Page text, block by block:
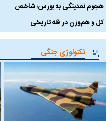
هجوم نقدینگی به بورس؛ شاخص
کل و هم‌وزن در قله تاریخی
تکنولوژی جنگی